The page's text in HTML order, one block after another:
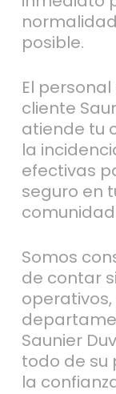
posible.
El
cliente
atiende tu
la
efectivas
seguro en
Somos
de contar
Saunier
todo de su
la